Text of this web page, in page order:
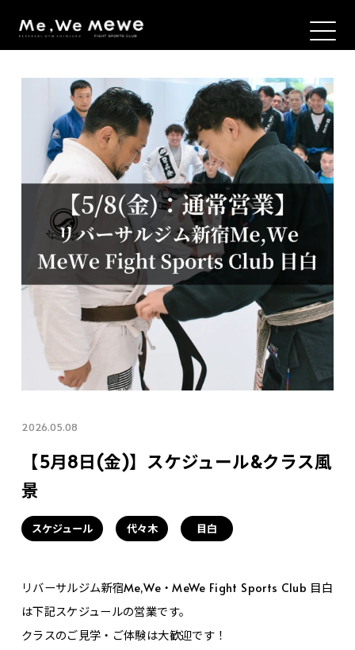
2026.05.08
【5月8日(金)】スケジュール&クラス風
景
スケジュール 代々木 目白
リバーサルジム新宿Me,We・MeWe Fight Sports Club 目白
は下記スケジュールの営業です。
クラスのご見学・ご体験は大歓迎です！